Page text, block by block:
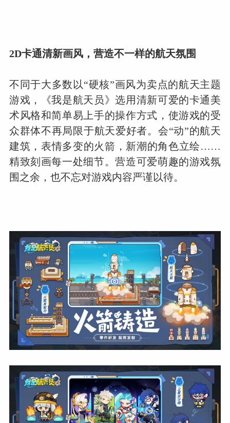
2D卡通清新画风，营造不一样的航天氛围
不同于大多数以“硬核”画风为卖点的航天主题
游戏，《我是航天员》选用清新可爱的卡通美
术风格和简单易上手的操作方式，使游戏的受
众群体不再局限于航天爱好者。会“动”的航天
建筑，表情多变的火箭，新潮的角色立绘……
精致刻画每一处细节。营造可爱萌趣的游戏氛
围之余，也不忘对游戏内容严谨以待。